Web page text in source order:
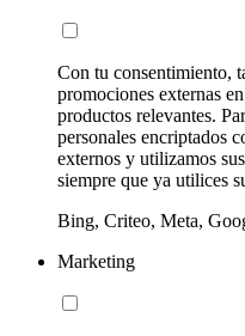
Con tu consentimiento,
promociones externas
productos relevantes.
personales encriptados
externos y utilizamos
siempre que ya utilices
Bing, Criteo, Meta,
Marketing